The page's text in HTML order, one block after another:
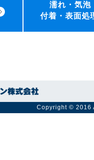
濡れ・気泡
付着・表面処
Copyright © 2016